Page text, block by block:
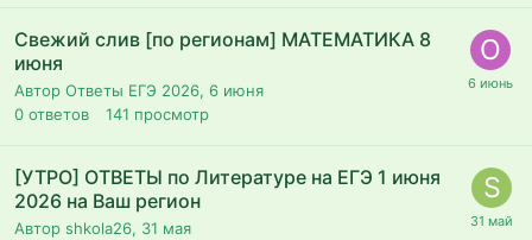
Свежий слив [по регионам] МАТЕМАТИКА 8
июня
Автор Ответы ЕГЭ 2026, 6 июня
0 ответов 141 просмотр
[УТРО] ОТВЕТЫ по Литературе на ЕГЭ 1 июня
2026 на Ваш регион
Автор shkola26, 31 мая